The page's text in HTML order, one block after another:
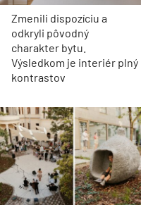
Zmenili dispozíciu a
odkryli pôvodný
charakter bytu.
Výsledkom je interiér plný
kontrastov